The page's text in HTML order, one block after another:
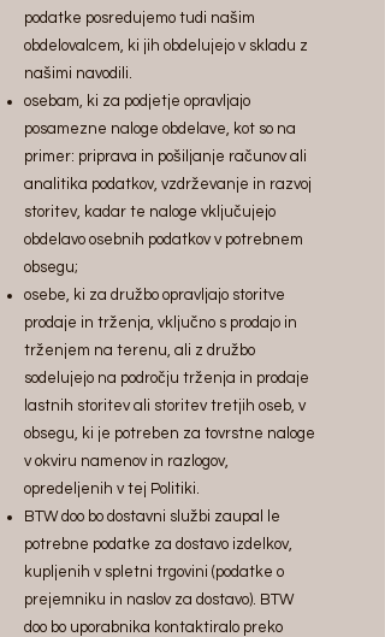
podatke posredujemo tudi našim
obdelovalcem, ki jih obdelujejo v skladu z
našimi navodili.
osebam, ki za podjetje opravljajo
posamezne naloge obdelave, kot so na
primer: priprava in pošiljanje računov ali
analitika podatkov, vzdrževanje in razvoj
storitev, kadar te naloge vključujejo
obdelavo osebnih podatkov v potrebnem
obsegu;
osebe, ki za družbo opravljajo storitve
prodaje in trženja, vključno s prodajo in
trženjem na terenu, ali z družbo
sodelujejo na področju trženja in prodaje
lastnih storitev ali storitev tretjih oseb, v
obsegu, ki je potreben za tovrstne naloge
v okviru namenov in razlogov,
opredeljenih v tej Politiki.
BTW doo bo dostavni službi zaupal le
potrebne podatke za dostavo izdelkov,
kupljenih v spletni trgovini (podatke o
prejemniku in naslov za dostavo). BTW
doo bo uporabnika kontaktiralo preko